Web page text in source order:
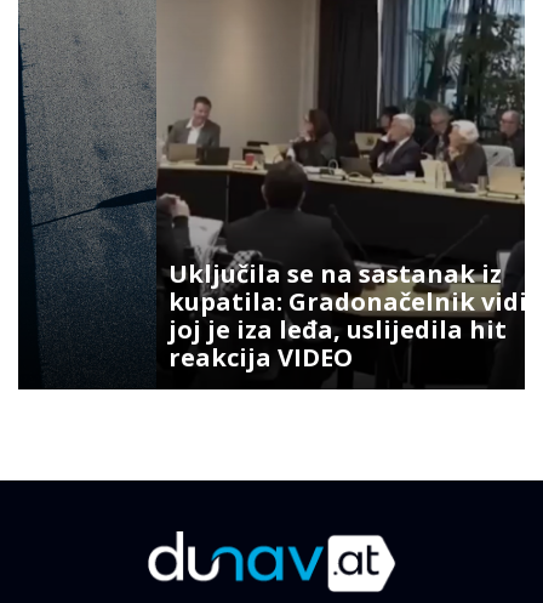
Uključila se na sastanak iz
kupatila: Gradonačelnik vidio šta
joj je iza leđa, uslijedila hit
reakcija VIDEO